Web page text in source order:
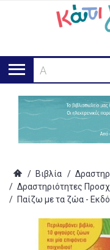
Αναζή
/ Βιβλία /
/ Δραστηριότητες
/ Παίζω με τα ζώα -